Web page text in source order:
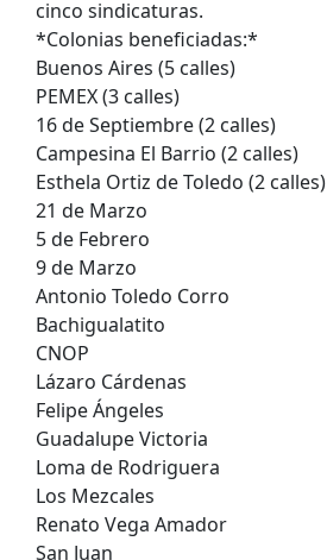
cinco sindicaturas.
*Colonias beneficiadas:*
Buenos Aires (5 calles)
PEMEX (3 calles)
16 de Septiembre (2 calles)
Campesina El Barrio (2 calles)
Esthela Ortiz de Toledo (2 calles)
21 de Marzo
5 de Febrero
9 de Marzo
Antonio Toledo Corro
Bachigualatito
CNOP
Lázaro Cárdenas
Felipe Ángeles
Guadalupe Victoria
Loma de Rodriguera
Los Mezcales
Renato Vega Amador
San Juan